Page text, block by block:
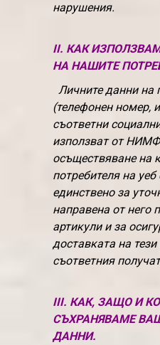
нарушения.
II. КАК
НА НАШИТЕ
Личните данни на
(телефонен номер,
съответни
използват от
осъществяване на
потребителя на
единствено за
направена от него
артикули и за
доставката на
съответния
III. КАК, ЗАЩО И
СЪХРАНЯВАМЕ
ДАННИ.